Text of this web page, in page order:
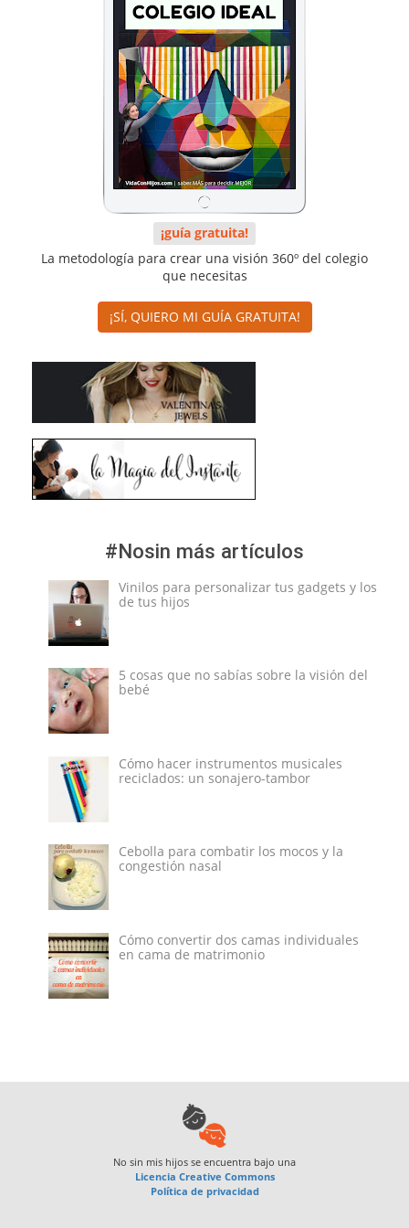
¡guía gratuita!
La metodología para crear una visión 360º del colegio
que necesitas
¡SÍ, QUIERO MI GUÍA GRATUITA!
#Nosin más artículos
Vinilos para personalizar tus gadgets y los
de tus hijos
5 cosas que no sabías sobre la visión del
bebé
Cómo hacer instrumentos musicales
reciclados: un sonajero-tambor
Cebolla para combatir los mocos y la
congestión nasal
Cómo convertir dos camas individuales
en cama de matrimonio
No sin mis hijos se encuentra bajo una
Licencia Creative Commons
Política de privacidad